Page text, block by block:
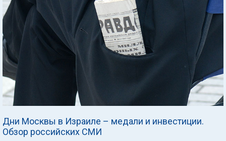
Дни Москвы в Израиле – медали и инвестиции.
Обзор российских СМИ